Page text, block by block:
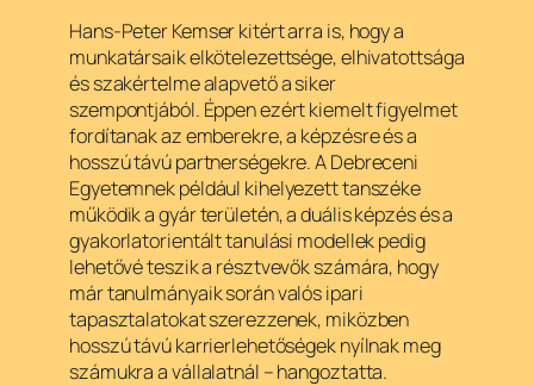
Hans-Peter Kemser kitért arra is, hogy a
munkatársaik elkötelezettsége, elhivatottsága
és szakértelme alapvető a siker
szempontjából. Éppen ezért kiemelt figyelmet
fordítanak az emberekre, a képzésre és a
hosszú távú partnerségekre. A Debreceni
Egyetemnek például kihelyezett tanszéke
működik a gyár területén, a duális képzés és a
gyakorlatorientált tanulási modellek pedig
lehetővé teszik a résztvevők számára, hogy
már tanulmányaik során valós ipari
tapasztalatokat szerezzenek, miközben
hosszú távú karrierlehetőségek nyílnak meg
számukra a vállalatnál – hangoztatta.